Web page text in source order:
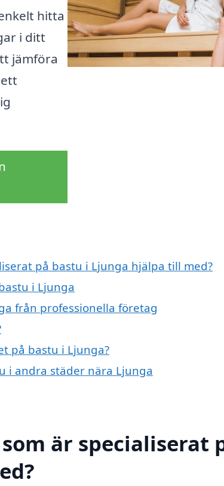
hitta
i ditt
jämföra
på bastu i Ljunga hjälpa till med?
i Ljunga
från professionella företag
på bastu i Ljunga?
i andra städer nära Ljunga
är specialiserat